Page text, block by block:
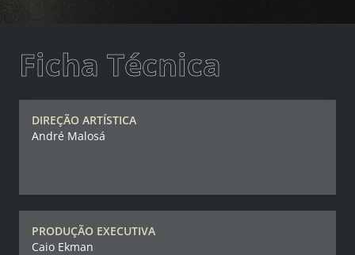
Ficha Técnica
DIREÇÃO ARTÍSTICA
André Malosá
PRODUÇÃO EXECUTIVA
Caio Ekman